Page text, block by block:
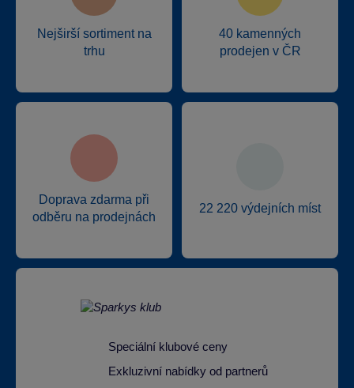
Nejširší sortiment na
trhu
40 kamenných
prodejen v ČR
Doprava zdarma při
odběru na prodejnách
22 220 výdejních míst
Speciální klubové ceny
Exkluzivní nabídky od partnerů